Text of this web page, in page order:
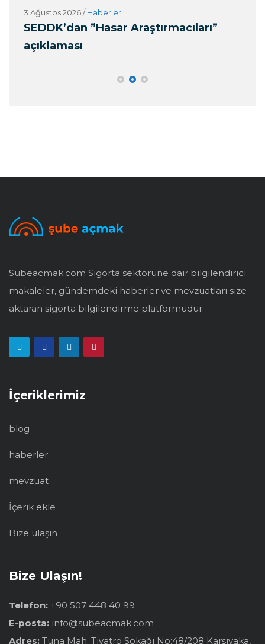
3 Ağustos 2026/Haberler
SEDDK’dan ”Hasar Araştırmacıları”
açıklaması
Subeacmak.com Sigorta sektörüne dair bilgilendirici
makaleler, gündemdeki haberler ve mevzuatları size
aktaran sigorta bilgilendirme platformudur.
İçeriklerimiz
blog
haberler
mevzuat
İçerik ekle
Bize ulaşın
Bize Ulaşın!
Telefon: +90 507 448 40 99
E-posta: info@subeacmak.com
Adres: Tuna Mah. Tiyatro Sokağı No:48/208 Karşıyaka,